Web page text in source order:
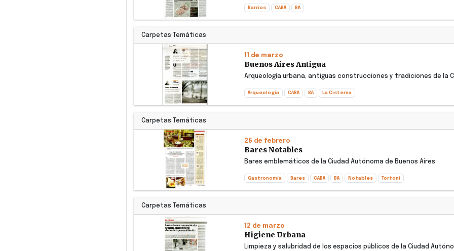
Barrios CABA BA
Carpetas Temáticas
11 de marzo
Buenos Aires Antigua
Arqueología urbana, antiguas construcciones y tradiciones de la
Arqueología CABA BA La Cisterna
Carpetas Temáticas
26 de febrero
Bares Notables
Bares emblemáticos de la Ciudad Autónoma de Buenos Aires
Gastronomía Bares CABA BA Notables Tortoni
Carpetas Temáticas
12 de marzo
Higiene Urbana
Limpieza y salubridad de los espacios públicos de la Ciudad